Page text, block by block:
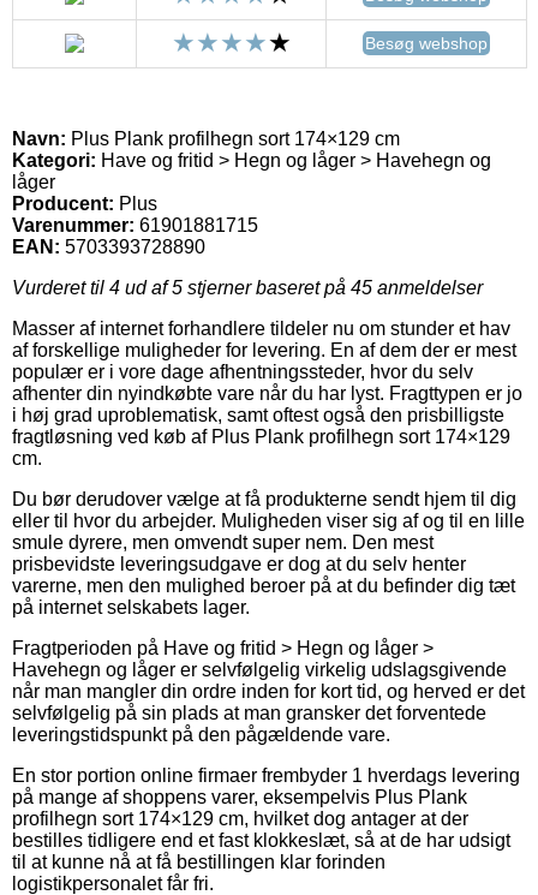
Besøg webshop
Navn: Plus Plank profilhegn sort 174×129 cm
Kategori: Have og fritid > Hegn og låger > Havehegn og
låger
Producent: Plus
Varenummer: 61901881715
EAN: 5703393728890
Vurderet til 4 ud af 5 stjerner baseret på 45 anmeldelser
Masser af internet forhandlere tildeler nu om stunder et hav
af forskellige muligheder for levering. En af dem der er mest
populær er i vore dage afhentningssteder, hvor du selv
afhenter din nyindkøbte vare når du har lyst. Fragttypen er jo
i høj grad uproblematisk, samt oftest også den prisbilligste
fragtløsning ved køb af Plus Plank profilhegn sort 174×129
cm.
Du bør derudover vælge at få produkterne sendt hjem til dig
eller til hvor du arbejder. Muligheden viser sig af og til en lille
smule dyrere, men omvendt super nem. Den mest
prisbevidste leveringsudgave er dog at du selv henter
varerne, men den mulighed beroer på at du befinder dig tæt
på internet selskabets lager.
Fragtperioden på Have og fritid > Hegn og låger >
Havehegn og låger er selvfølgelig virkelig udslagsgivende
når man mangler din ordre inden for kort tid, og herved er det
selvfølgelig på sin plads at man gransker det forventede
leveringstidspunkt på den pågældende vare.
En stor portion online firmaer frembyder 1 hverdags levering
på mange af shoppens varer, eksempelvis Plus Plank
profilhegn sort 174×129 cm, hvilket dog antager at der
bestilles tidligere end et fast klokkeslæt, så at de har udsigt
til at kunne nå at få bestillingen klar forinden
logistikpersonalet får fri.